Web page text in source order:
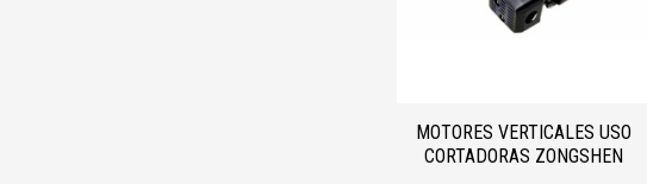
MOTORES VERTICALES USO
CORTADORAS ZONGSHEN